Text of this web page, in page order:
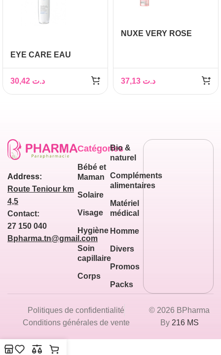
EYE CARE EAU
TOLERANCE 200ML
د.ت
NUXE VERY ROSE
100ML
د.ت
Address:
Route Teniour km
4,5
Contact:
27 150 040
Bpharma.tn@gmail.com
Catégories
Bébé et
Maman
Solaire
Visage
Hygiène
Soin
capillaire
Corps
Bio &
naturel
Compléments
alimentaires
Matériel
médical
Homme
Divers
Promos
Packs
© 2026 BPharma
By 216 MS
Politiques de confidentialité
Conditions générales de vente